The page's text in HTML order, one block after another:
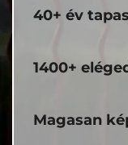
40+ év
1400+
Magasan